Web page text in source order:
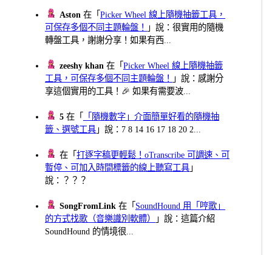
Aston 在「Picker Wheel 線上隨機抽籤工具，
可保存多個不同主題輪盤！
」說：很實用的隨機
轉盤工具，謝謝分享！如果有西...
zeeshy khan 在「Picker Wheel 線上隨機抽籤
工具，可保存多個不同主題輪盤！
」說：感謝分
享這個實用的工具！🎉 如果有需要波...
5 在「
「隨機數字」介面簡單好看的隨機抽
籤、選號工具 」說：7 8 14 16 17 18 20 2...
在「打逐字稿更輕鬆！oTranscribe 可調速、可
暫停、可加入時間標籤的線上聽寫工具 」
說：？？？
SongFromLink 在「 SoundHound 用「哼歌」
的方式找歌（音樂識別軟體）
」說：這篇介紹
SoundHound 的情境很...